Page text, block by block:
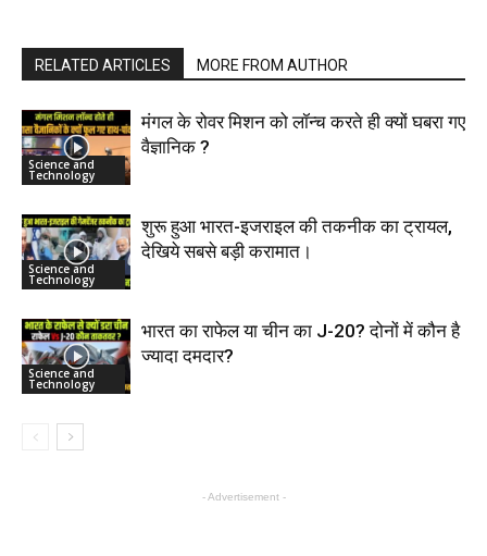
RELATED ARTICLES MORE FROM AUTHOR
Science and
Technology
मंगल के रोवर मिशन को लॉन्च करते ही क्यों घबरा गए
वैज्ञानिक ?
Science and
Technology
शुरू हुआ भारत-इजराइल की तकनीक का ट्रायल,
देखिये सबसे बड़ी करामात।
Science and
Technology
भारत का राफेल या चीन का J-20? दोनों में कौन है
ज्यादा दमदार?
- Advertisement -